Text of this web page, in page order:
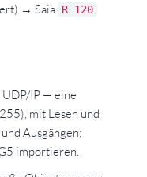
→ Saia R 120
IP — eine
mit Lesen und
Ausgängen;
importieren.